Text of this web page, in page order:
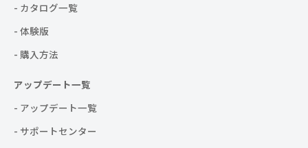
- カタログ一覧
- 体験版
- 購入方法
アップデート一覧
- アップデート一覧
- サポートセンター